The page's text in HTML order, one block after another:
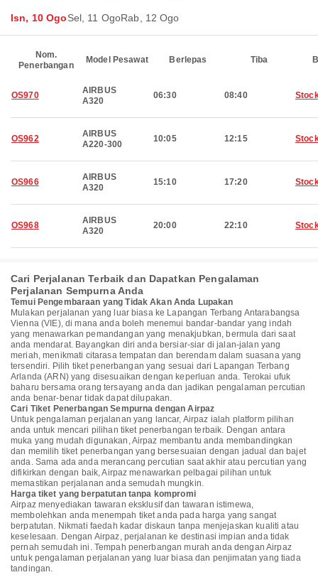
Isn, 10 OgoSel, 11 OgoRab, 12 Ogo
Nom.
Penerbangan
Model Pesawat Berlepas Tiba
OS970
AIRBUS
A320
06:30 08:40
OS962
AIRBUS
A220-300
10:05 12:15
OS966
AIRBUS
A320
15:10 17:20
OS968
AIRBUS
A320
20:00 22:10
Cari Perjalanan Terbaik dan Dapatkan Pengalaman
Perjalanan Sempurna Anda
Temui Pengembaraan yang Tidak Akan Anda Lupakan
Mulakan perjalanan yang luar biasa ke Lapangan Terbang Antarabangsa
Vienna (VIE), di mana anda boleh menemui bandar-bandar yang indah
yang menawarkan pemandangan yang menakjubkan, bermula dari saat
anda mendarat. Bayangkan diri anda bersiar-siar di jalan-jalan yang
meriah, menikmati citarasa tempatan dan berendam dalam suasana yang
tersendiri. Pilih tiket penerbangan yang sesuai dari Lapangan Terbang
Arlanda (ARN) yang disesuaikan dengan keperluan anda. Terokai ufuk
baharu bersama orang tersayang anda dan jadikan pengalaman percutian
anda benar-benar tidak dapat dilupakan.
Cari Tiket Penerbangan Sempurna dengan Airpaz
Untuk pengalaman perjalanan yang lancar, Airpaz ialah platform pilihan
anda untuk mencari pilihan tiket penerbangan terbaik. Dengan antara
muka yang mudah digunakan, Airpaz membantu anda membandingkan
dan memilih tiket penerbangan yang bersesuaian dengan jadual dan bajet
anda. Sama ada anda merancang percutian saat akhir atau percutian yang
difikirkan dengan baik, Airpaz menawarkan pelbagai pilihan untuk
memastikan perjalanan anda semudah mungkin.
Harga tiket yang berpatutan tanpa kompromi
Airpaz menyediakan tawaran eksklusif dan tawaran istimewa,
membolehkan anda menempah tiket anda pada harga yang sangat
berpatutan. Nikmati faedah kadar diskaun tanpa menjejaskan kualiti atau
keselesaan. Dengan Airpaz, perjalanan ke destinasi impian anda tidak
pernah semudah ini. Tempah penerbangan murah anda dengan Airpaz
untuk pengalaman perjalanan yang luar biasa dan penjimatan yang tiada
tandingan.